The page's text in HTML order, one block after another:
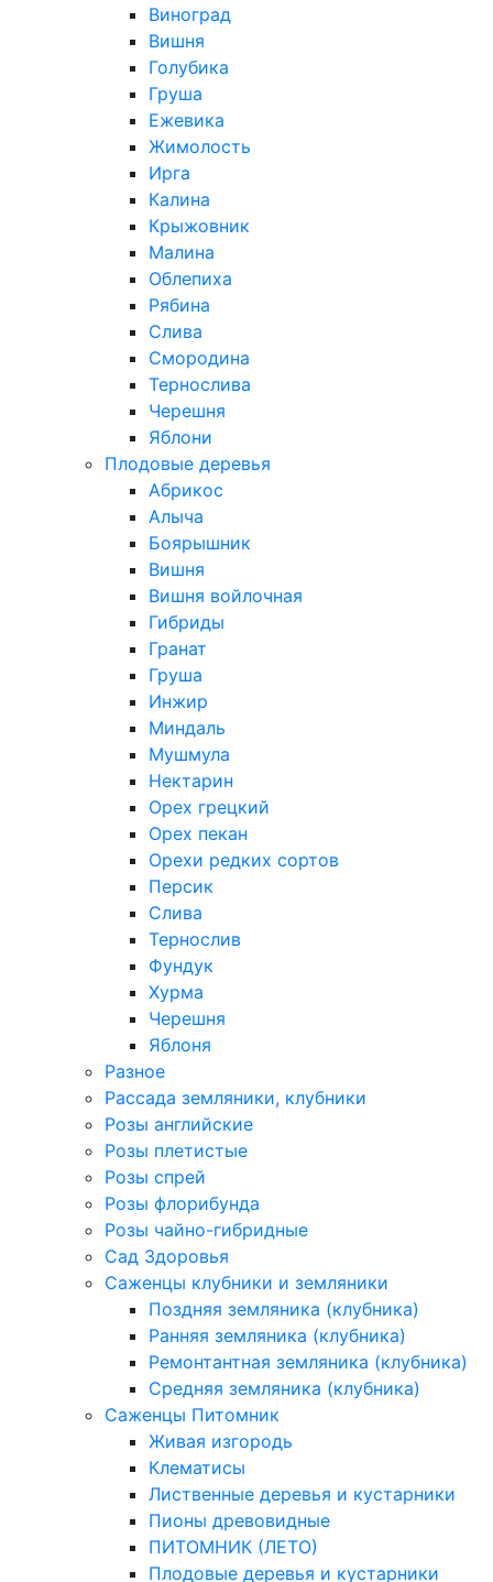
Виноград
Вишня
Голубика
Груша
Ежевика
Жимолость
Ирга
Калина
Крыжовник
Малина
Облепиха
Рябина
Слива
Смородина
Тернослива
Черешня
Яблони
Плодовые деревья
Абрикос
Алыча
Боярышник
Вишня
Вишня войлочная
Гибриды
Гранат
Груша
Инжир
Миндаль
Мушмула
Нектарин
Орех грецкий
Орех пекан
Орехи редких сортов
Персик
Слива
Тернослив
Фундук
Хурма
Черешня
Яблоня
Разное
Рассада земляники, клубники
Розы английские
Розы плетистые
Розы спрей
Розы флорибунда
Розы чайно-гибридные
Сад Здоровья
Саженцы клубники и земляники
Поздняя земляника (клубника)
Ранняя земляника (клубника)
Ремонтантная земляника (клубника)
Средняя земляника (клубника)
Саженцы Питомник
Живая изгородь
Клематисы
Лиственные деревья и кустарники
Пионы древовидные
ПИТОМНИК (ЛЕТО)
Плодовые деревья и кустарники